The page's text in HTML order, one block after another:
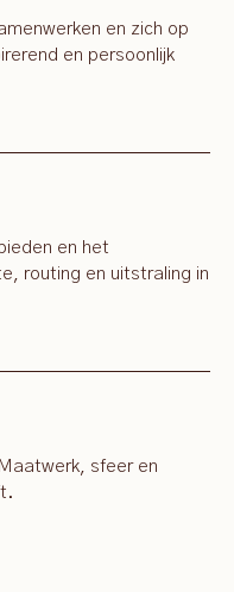
en zich op
en persoonlijk
en het
routing en uitstraling in
sfeer en